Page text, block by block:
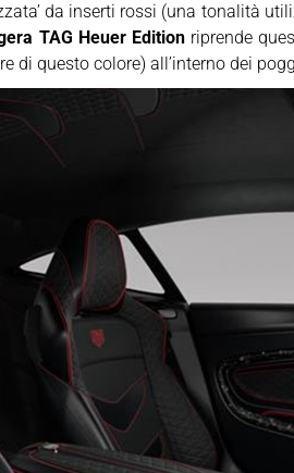
da inserti rossi (una tonalità
TAG Heuer Editionriprende
di questo colore) all’interno dei